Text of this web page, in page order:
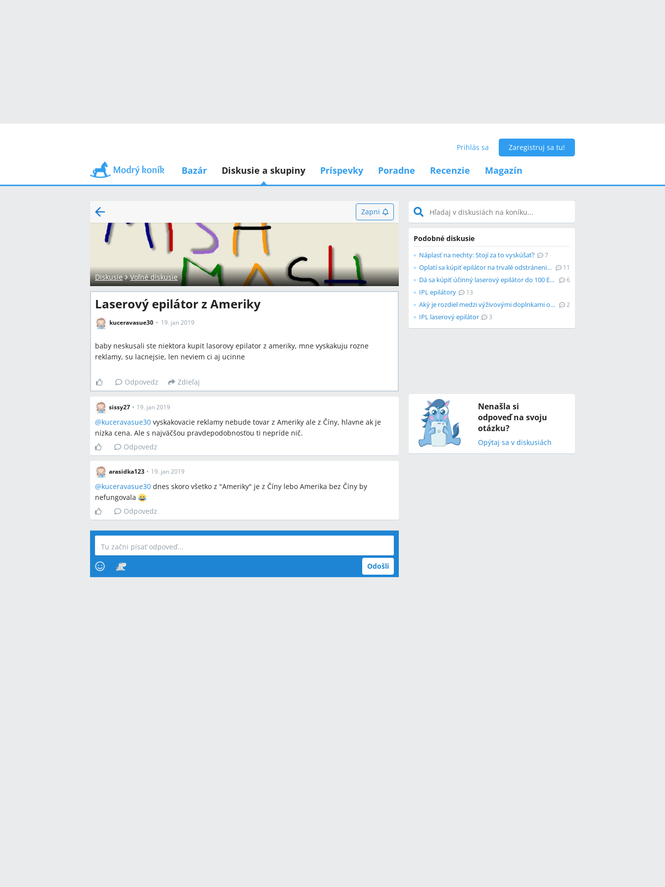
Prihlás sa Zaregistruj sa tu!
Bazár Diskusie a skupiny Príspevky Poradne Recenzie Magazín
Zapni
Diskusie Voľné diskusie
Laserový epilátor z Ameriky
kuceravasue30 19. jan 2019
baby neskusali ste niektora kupit lasorovy epilator z ameriky, mne vyskakuju rozne
reklamy, su lacnejsie, len neviem ci aj ucinne
Odpovedz Zdieľaj
sissy27 • 19. jan 2019
@kuceravasue30 vyskakovacie reklamy nebude tovar z Ameriky ale z Číny, hlavne ak je
nízka cena. Ale s najväčšou pravdepodobnosťou ti nepríde nič.
Odpovedz
arasidka123 • 19. jan 2019
@kuceravasue30 dnes skoro všetko z "Ameriky" je z Číny lebo Amerika bez Číny by
nefungovala
Odpovedz
Odošli
Podobné diskusie
Náplasť na nechty: Stojí za to vyskúšať? 7
Oplatí sa kúpiť epilátor na trvalé odstránenie chlpov? 11
Dá sa kúpiť účinný laserový epilátor do 100 EUR? 6
IPL epilátory 13
Aký je rozdiel medzi výživovými doplnkami od rôznych značiek? 2
IPL laserový epilátor 3
Nenašla si
odpoveď na svoju
otázku?
Opýtaj sa v diskusiách